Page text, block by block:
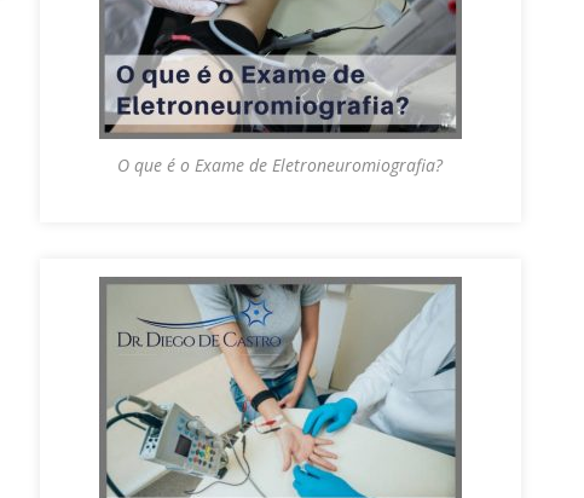
O que é o Exame de Eletroneuromiografia?